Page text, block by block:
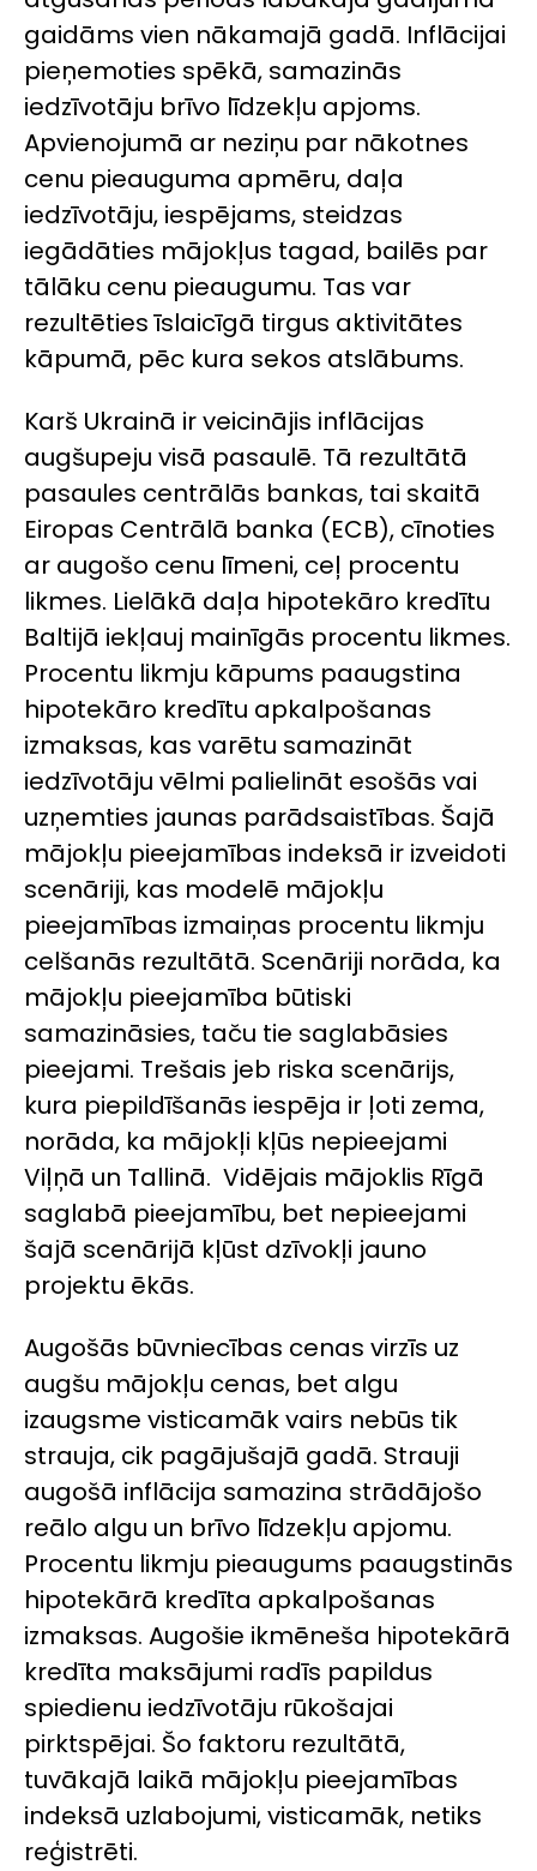
gaidāms vien nākamajā gadā. Inflācijai
pieņemoties spēkā, samazinās
iedzīvotāju brīvo līdzekļu apjoms.
Apvienojumā ar neziņu par nākotnes
cenu pieauguma apmēru, daļa
iedzīvotāju, iespējams, steidzas
iegādāties mājokļus tagad, bailēs par
tālāku cenu pieaugumu. Tas var
rezultēties īslaicīgā tirgus aktivitātes
kāpumā, pēc kura sekos atslābums.
Karš Ukrainā ir veicinājis inflācijas
augšupeju visā pasaulē. Tā rezultātā
pasaules centrālās bankas, tai skaitā
Eiropas Centrālā banka (ECB), cīnoties
ar augošo cenu līmeni, ceļ procentu
likmes. Lielākā daļa hipotekāro kredītu
Baltijā iekļauj mainīgās procentu likmes.
Procentu likmju kāpums paaugstina
hipotekāro kredītu apkalpošanas
izmaksas, kas varētu samazināt
iedzīvotāju vēlmi palielināt esošās vai
uzņemties jaunas parādsaistības. Šajā
mājokļu pieejamības indeksā ir izveidoti
scenāriji, kas modelē mājokļu
pieejamības izmaiņas procentu likmju
celšanās rezultātā. Scenāriji norāda, ka
mājokļu pieejamība būtiski
samazināsies, taču tie saglabāsies
pieejami. Trešais jeb riska scenārijs,
kura piepildīšanās iespēja ir ļoti zema,
norāda, ka mājokļi kļūs nepieejami
Viļņā un Tallinā. Vidējais mājoklis Rīgā
saglabā pieejamību, bet nepieejami
šajā scenārijā kļūst dzīvokļi jauno
projektu ēkās.
Augošās būvniecības cenas virzīs uz
augšu mājokļu cenas, bet algu
izaugsme visticamāk vairs nebūs tik
strauja, cik pagājušajā gadā. Strauji
augošā inflācija samazina strādājošo
reālo algu un brīvo līdzekļu apjomu.
Procentu likmju pieaugums paaugstinās
hipotekārā kredīta apkalpošanas
izmaksas. Augošie ikmēneša hipotekārā
kredīta maksājumi radīs papildus
spiedienu iedzīvotāju rūkošajai
pirktspējai. Šo faktoru rezultātā,
tuvākajā laikā mājokļu pieejamības
indeksā uzlabojumi, visticamāk, netiks
reģistrēti.